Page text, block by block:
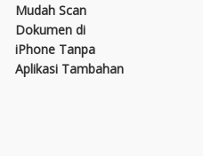
Mudah Scan
Dokumen di
iPhone Tanpa
Aplikasi Tambahan